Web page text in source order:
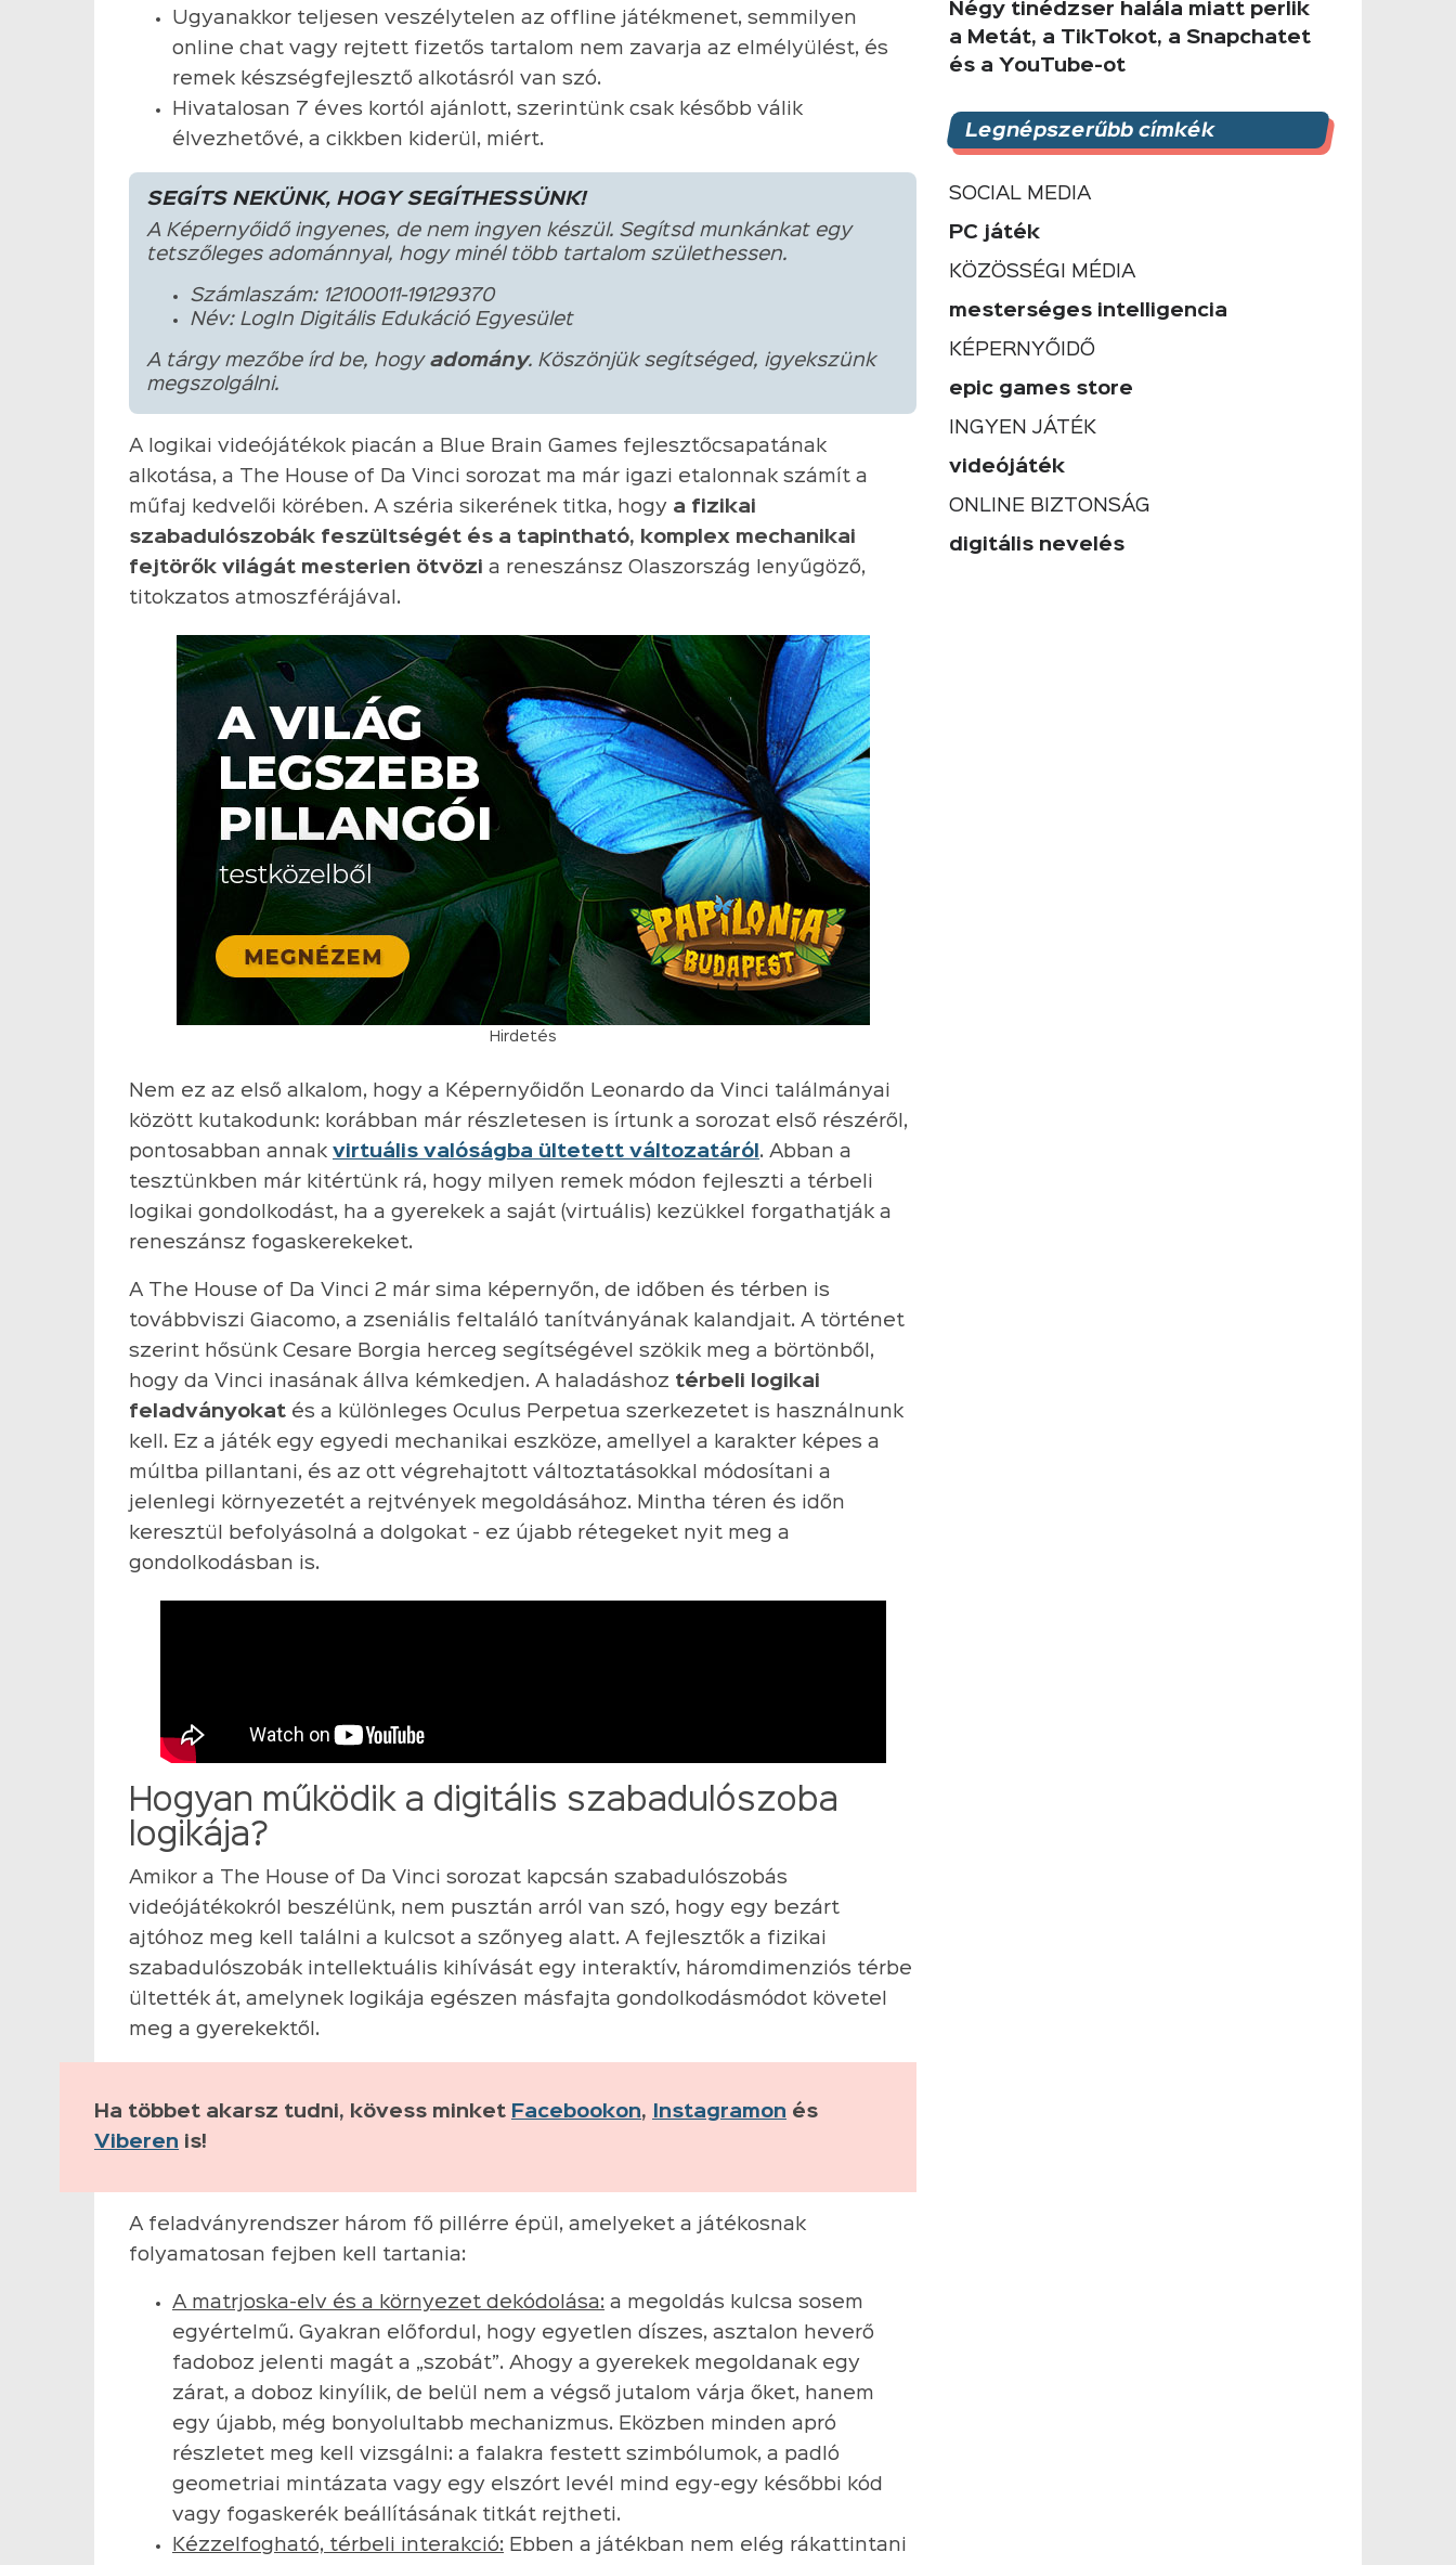
Ugyanakkor teljesen veszélytelen az offline játékmenet, semmilyen
online chat vagy rejtett fizetős tartalom nem zavarja az elmélyülést, és
remek készségfejlesztő alkotásról van szó.
Hivatalosan 7 éves kortól ajánlott, szerintünk csak később válik
élvezhetővé, a cikkben kiderül, miért.
SEGÍTS NEKÜNK, HOGY SEGÍTHESSÜNK!
A Képernyőidő ingyenes, de nem ingyen készül. Segítsd munkánkat egy
tetszőleges adománnyal, hogy minél több tartalom születhessen.
Számlaszám: 12100011-19129370
Név: LogIn Digitális Edukáció Egyesület
A tárgy mezőbe írd be, hogy adomány. Köszönjük segítséged, igyekszünk
megszolgálni.
A logikai videójátékok piacán a Blue Brain Games fejlesztőcsapatának
alkotása, a The House of Da Vinci sorozat ma már igazi etalonnak számít a
műfaj kedvelői körében. A széria sikerének titka, hogy a fizikai
szabadulószobák feszültségét és a tapintható, komplex mechanikai
fejtörők világát mesterien ötvözi a reneszánsz Olaszország lenyűgöző,
titokzatos atmoszférájával.
Hirdetés
Nem ez az első alkalom, hogy a Képernyőidőn Leonardo da Vinci találmányai
között kutakodunk: korábban már részletesen is írtunk a sorozat első részéről,
pontosabban annak virtuális valóságba ültetett változatáról . Abban a
tesztünkben már kitértünk rá, hogy milyen remek módon fejleszti a térbeli
logikai gondolkodást, ha a gyerekek a saját (virtuális) kezükkel forgathatják a
reneszánsz fogaskerekeket.
A The House of Da Vinci 2 már sima képernyőn, de időben és térben is
továbbviszi Giacomo, a zseniális feltaláló tanítványának kalandjait. A történet
szerint hősünk Cesare Borgia herceg segítségével szökik meg a börtönből,
hogy da Vinci inasának állva kémkedjen. A haladáshoz térbeli logikai
feladványokat és a különleges Oculus Perpetua szerkezetet is használnunk
kell. Ez a játék egy egyedi mechanikai eszköze, amellyel a karakter képes a
múltba pillantani, és az ott végrehajtott változtatásokkal módosítani a
jelenlegi környezetét a rejtvények megoldásához. Mintha téren és időn
keresztül befolyásolná a dolgokat - ez újabb rétegeket nyit meg a
gondolkodásban is.
Hogyan működik a digitális szabadulószoba
logikája?
Amikor a The House of Da Vinci sorozat kapcsán szabadulószobás
videójátékokról beszélünk, nem pusztán arról van szó, hogy egy bezárt
ajtóhoz meg kell találni a kulcsot a szőnyeg alatt. A fejlesztők a fizikai
szabadulószobák intellektuális kihívását egy interaktív, háromdimenziós térbe
ültették át, amelynek logikája egészen másfajta gondolkodásmódot követel
meg a gyerekektől.
Ha többet akarsz tudni, kövess minket Facebookon, Instagramon és
Viberen is!
A feladványrendszer három fő pillérre épül, amelyeket a játékosnak
folyamatosan fejben kell tartania:
A matrjoska-elv és a környezet dekódolása: a megoldás kulcsa sosem
egyértelmű. Gyakran előfordul, hogy egyetlen díszes, asztalon heverő
fadoboz jelenti magát a „szobát”. Ahogy a gyerekek megoldanak egy
zárat, a doboz kinyílik, de belül nem a végső jutalom várja őket, hanem
egy újabb, még bonyolultabb mechanizmus. Eközben minden apró
részletet meg kell vizsgálni: a falakra festett szimbólumok, a padló
geometriai mintázata vagy egy elszórt levél mind egy-egy későbbi kód
vagy fogaskerék beállításának titkát rejtheti.
Kézzelfogható, térbeli interakció: Ebben a játékban nem elég rákattintani
Négy tinédzser halála miatt perlik
a Metát, a TikTokot, a Snapchatet
és a YouTube-ot
Legnépszerűbb címkék
SOCIAL MEDIA
PC játék
KÖZÖSSÉGI MÉDIA
mesterséges intelligencia
KÉPERNYŐIDŐ
epic games store
INGYEN JÁTÉK
videójáték
ONLINE BIZTONSÁG
digitális nevelés